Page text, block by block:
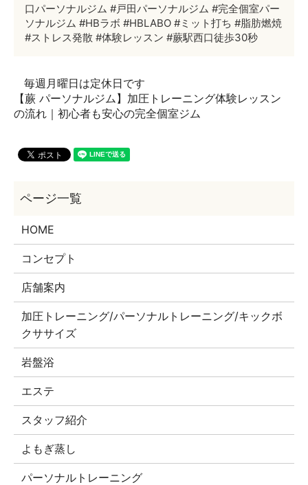
口パーソナルジム #戸田パーソナルジム #完全個室パー
ソナルジム #HBラボ #HBLABO #ミット打ち #脂肪燃焼
#ストレス発散 #体験レッスン #蕨駅西口徒歩30秒
毎週月曜日は定休日です
【蕨 パーソナルジム】加圧トレーニング体験レッスン
の流れ｜初心者も安心の完全個室ジム
HOME
コンセプト
店舗案内
加圧トレーニング/パーソナルトレーニング/キックボ
クササイズ
岩盤浴
エステ
スタッフ紹介
よもぎ蒸し
パーソナルトレーニング